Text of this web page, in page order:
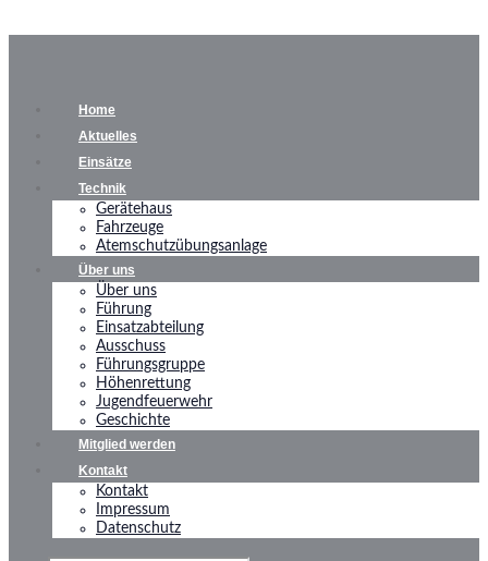
Home
Aktuelles
Einsätze
Technik
Gerätehaus
Fahrzeuge
Atemschutzübungsanlage
Über uns
Über uns
Führung
Einsatzabteilung
Ausschuss
Führungsgruppe
Höhenrettung
Jugendfeuerwehr
Geschichte
Mitglied werden
Kontakt
Kontakt
Impressum
Datenschutz